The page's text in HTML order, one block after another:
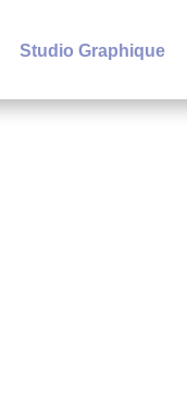
Studio Graphique